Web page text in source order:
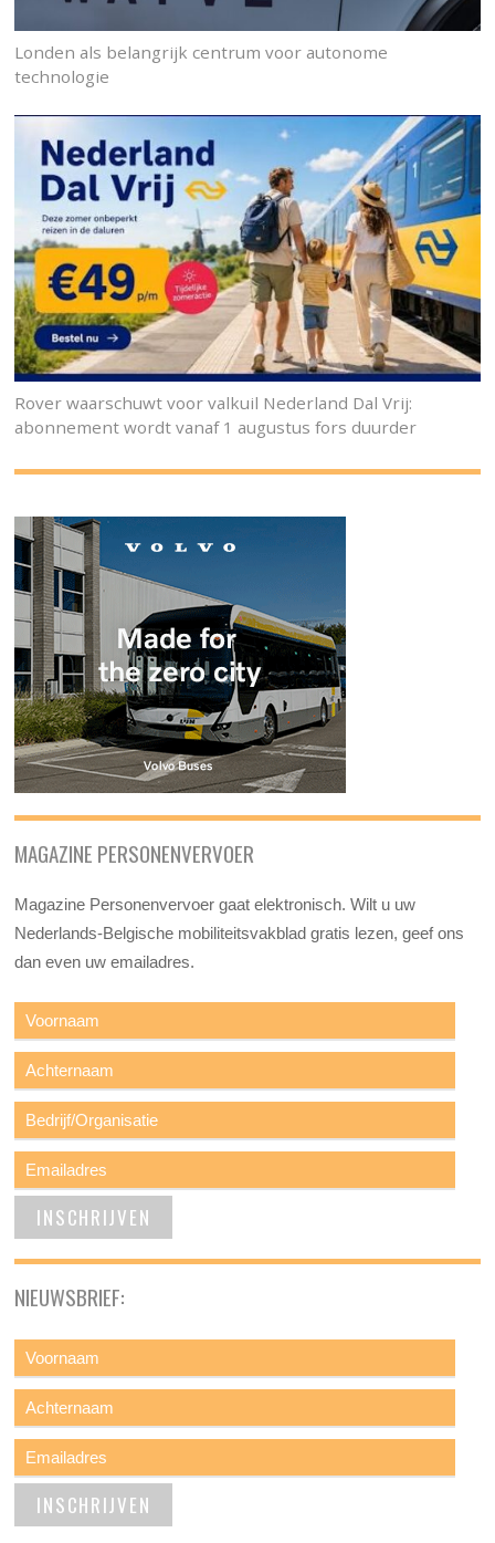
Londen als belangrijk centrum voor autonome
technologie
Rover waarschuwt voor valkuil Nederland Dal Vrij:
abonnement wordt vanaf 1 augustus fors duurder
MAGAZINE PERSONENVERVOER
Magazine Personenvervoer gaat elektronisch. Wilt u uw
Nederlands-Belgische mobiliteitsvakblad gratis lezen, geef ons
dan even uw emailadres.
NIEUWSBRIEF: